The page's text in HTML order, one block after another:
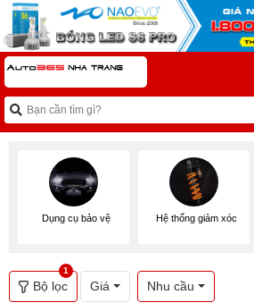
Dụng cụ bảo vệ Hệ thống giảm xóc
Bộ lọc
1
Giá Nhu cầu